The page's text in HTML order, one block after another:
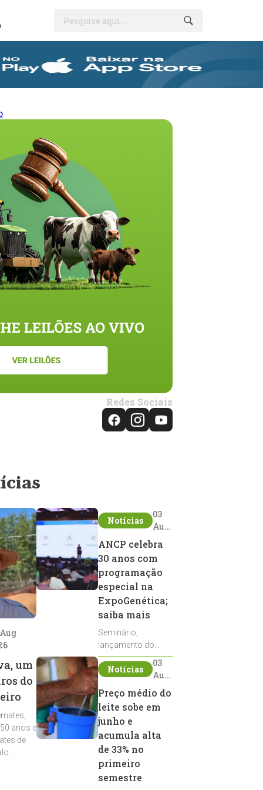
Pesquise aqui...
Redes Sociais
um
do
anos e
de
Notícias
03
Aug
ANCP celebra
30 anos com
programação
especial na
ExpoGenética;
saiba mais
Seminário,
lançamento do
Sumário de Touros,
debates, podcast,
reprodutores e
homenagens
integram a
programação da
entidade durante a
ExpoGenética 2026
Notícias
03
Aug
2026
Preço médio do
leite sobe em
junho e
acumula alta
de 33% no
primeiro
semestre